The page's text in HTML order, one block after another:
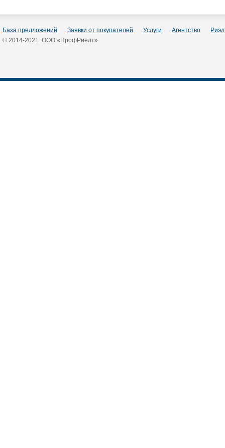
База предложений Заявки от покупателей Услуги Агентство
© 2014-2021 ООО «ПрофРиелт»